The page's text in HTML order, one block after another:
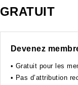
GRATUIT
Devenez
• Gratuit pour les
• Pas d’attribution